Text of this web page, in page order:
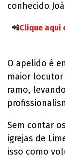
conhecido
📲Clique aqui
O apelido é
maior locutor
ramo,
Sem contar
igrejas de
isso como